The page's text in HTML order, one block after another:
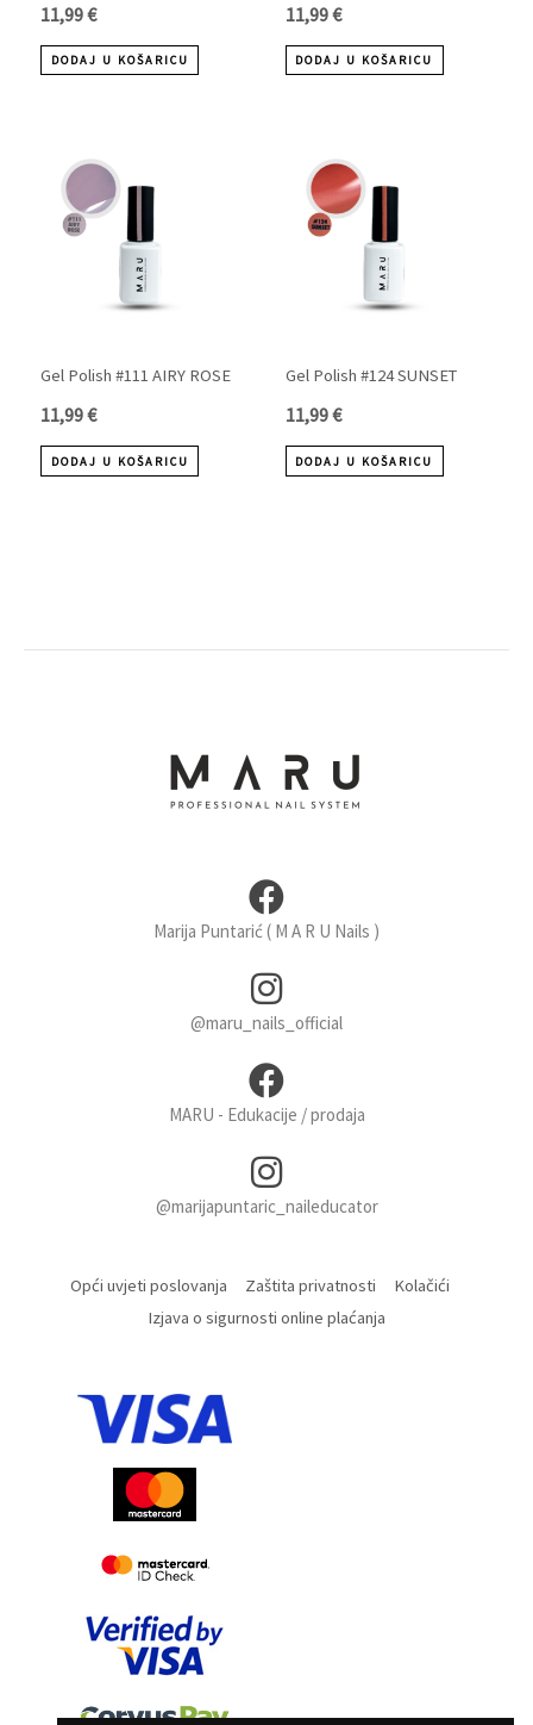
11,99€
DODAJ U KOŠARICU
11,99€
DODAJ U KOŠARICU
Gel Polish #111 AIRY ROSE
11,99€
DODAJ U KOŠARICU
Gel Polish #124 SUNSET
11,99€
DODAJ U KOŠARICU
Marija Puntarić ( M A R U Nails )
@maru_nails_official
MARU - Edukacije / prodaja
@marijapuntaric_naileducator
Opći uvjeti poslovanja Zaštita privatnosti
Kolačići
Izjava o sigurnosti online plaćanja